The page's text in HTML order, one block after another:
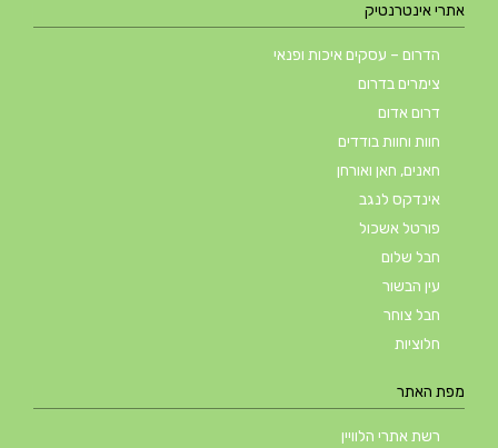
אתרי אינטרנטיק
הדרום – עסקים איכות ופנאי
צימרים בדרום
דרום אדום
חוות וחוות בודדים
חאנים, חאן ואורחן
אינדקס לנגב
פורטל אשכול
חבל שלום
עין הבשור
חבל צוחר
חלוציות
מפת האתר
רשת אתרי הלוויין